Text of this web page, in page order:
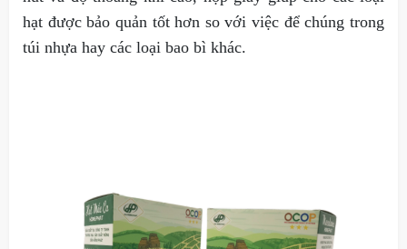
hạt được bảo quản tốt hơn so với việc để chúng trong
túi nhựa hay các loại bao bì khác.